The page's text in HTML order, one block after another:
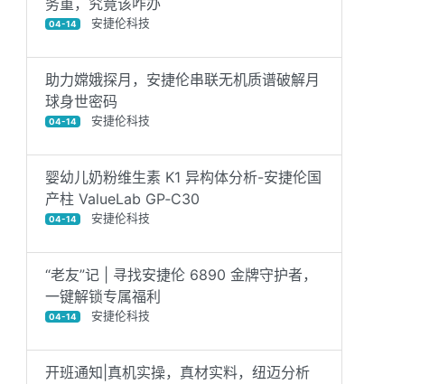
务重，究竟该咋办
04-14 安捷伦科技
助力嫦娥探月，安捷伦串联无机质谱破解月
球身世密码
04-14 安捷伦科技
婴幼儿奶粉维生素 K1 异构体分析-安捷伦国
产柱 ValueLab GP‑C30
04-14 安捷伦科技
“老友”记 | 寻找安捷伦 6890 金牌守护者，
一键解锁专属福利
04-14 安捷伦科技
开班通知|真机实操，真材实料，纽迈分析